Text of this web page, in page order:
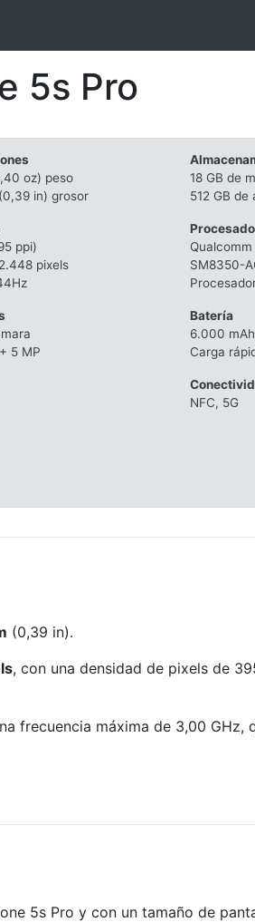
5s Pro
oz) peso
in) grosor
ppi)
pixels
5 MP
18 GB de
512 GB
SM8350-
Batería
6.000 mAh
Carga
NFC, 5G
(0,39 in).
, con una densidad de pixels de
frecuencia máxima de 3,00 GHz,
5s Pro y con un tamaño de